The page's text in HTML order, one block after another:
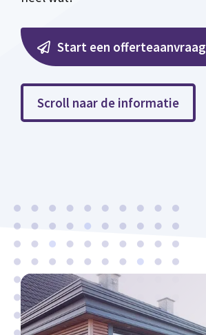
Start een offerteaanvraag
Scroll naar de informatie